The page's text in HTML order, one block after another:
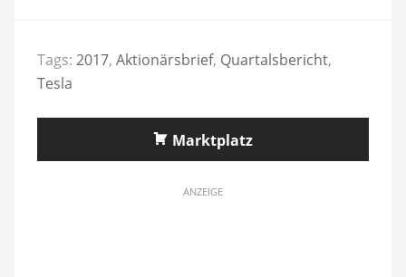
Tags: 2017, Aktionärsbrief, Quartalsbericht,
Tesla
Marktplatz
ANZEIGE